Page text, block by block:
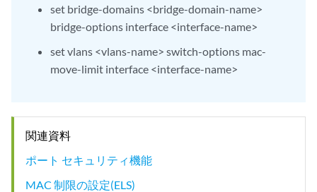
set bridge-domains <bridge-domain-name>
bridge-options interface <interface-name>
set vlans <vlans-name> switch-options mac-
move-limit interface <interface-name>
関連資料
ポート セキュリティ機能
MAC 制限の設定(ELS)